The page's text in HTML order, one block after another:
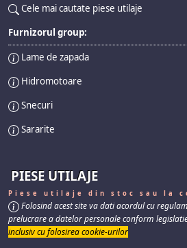
Cele mai cautate piese utilaje
Furnizorul group:
Lame de zapada
Hidromotoare
Snecuri
Sararite
PIESE UTILAJE
Piese utilaje din stoc sau la
Folosind acest site va dati acordul cu
prelucrare a datelor personale conform
inclusiv cu folosirea cookie-urilor